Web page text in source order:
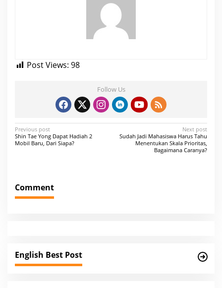
Post Views: 98
Follow Us
P
o
n
a
a
t
Previous post
Shin Tae Yong Dapat Hadiah 2
Mobil Baru, Dari Siapa?
Next post
Sudah Jadi Mahasiswa Harus Tahu
Menentukan Skala Prioritas,
Bagaimana Caranya?
Comment
English Best Post